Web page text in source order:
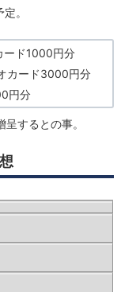
。
ード1000円分
カード3000円分
円分
するとの事。